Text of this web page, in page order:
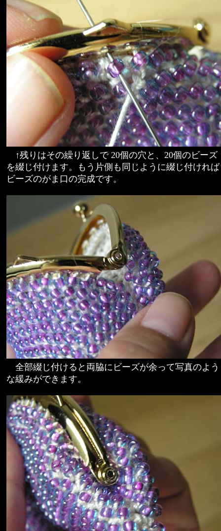
↑残りはその繰り返しで 20個の穴と、20個のビーズ
を綴じ付けます。もう片側も同じように綴じ付ければ
ビーズのがま口の完成です。
全部綴じ付けると両脇にビーズが余って写真のよう
な緩みができます。